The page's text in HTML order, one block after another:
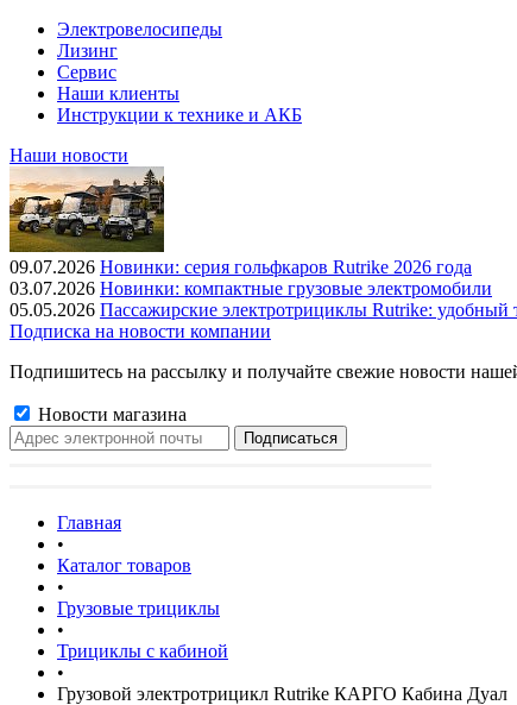
Электровелосипеды
Лизинг
Сервис
Наши клиенты
Инструкции к технике и АКБ
Наши новости
09.07.2026 Новинки: серия гольфкаров Rutrike 2026 года
03.07.2026 Новинки: компактные грузовые электромобили
05.05.2026 Пассажирские электротрициклы Rutrike: удобный
Подписка на новости компании
Подпишитесь на рассылку и получайте свежие новости
Новости магазина
Главная
•
Каталог товаров
•
Грузовые трициклы
•
Трициклы с кабиной
•
Грузовой электротрицикл Rutrike КАРГО Кабина Дуал